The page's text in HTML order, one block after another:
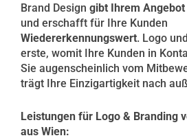
Brand Design gibt Ihrem
und erschafft für Ihre Kunden
Wiedererkennungswert. Logo
erste, womit Ihre Kunden in
Sie augenscheinlich vom
trägt Ihre Einzigartigkeit nach
Leistungen für Logo & Branding
aus Wien: